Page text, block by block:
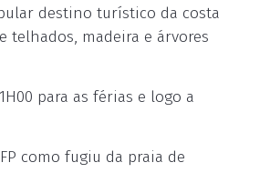
destino turístico da costa
telhados, madeira e árvores
para as férias e logo a
como fugiu da praia de